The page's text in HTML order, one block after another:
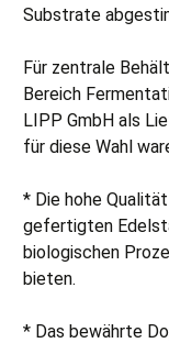
Substrate
Für zentrale
Bereich
LIPP GmbH als
für diese Wahl
* Die hohe
gefertigten
biologischen
bieten.
* Das bewährte